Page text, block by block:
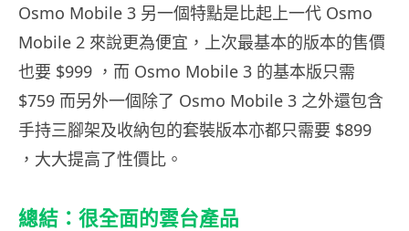
Osmo Mobile 3 另一個特點是比起上一代 Osmo
Mobile 2 來說更為便宜，上次最基本的版本的售價
也要 $999 ，而 Osmo Mobile 3 的基本版只需
$759 而另外一個除了 Osmo Mobile 3 之外還包含
手持三腳架及收納包的套裝版本亦都只需要 $899
，大大提高了性價比。
總結：很全面的雲台產品